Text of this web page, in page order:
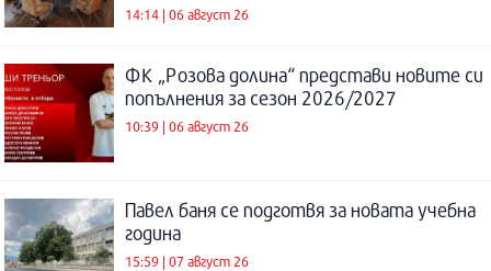
14:14 | 06 август 26
ФК „Розова долина“ представи новите си
попълнения за сезон 2026/2027
10:39 | 06 август 26
Павел баня се подготвя за новата учебна
година
15:59 | 07 август 26